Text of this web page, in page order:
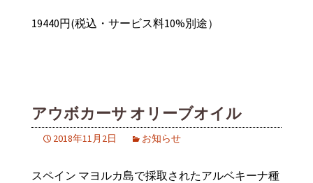
19440円(税込・サービス料10%別途）
アウボカーサ オリーブオイル
2018年11月2日 お知らせ
スペイン マヨルカ島で採取されたアルベキーナ種